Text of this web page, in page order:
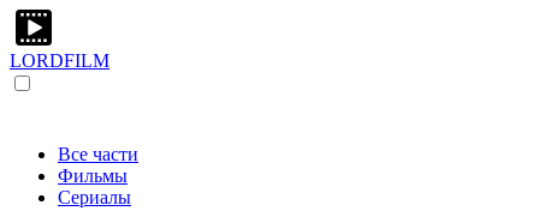
LORDFILM
Все части
Фильмы
Сериалы